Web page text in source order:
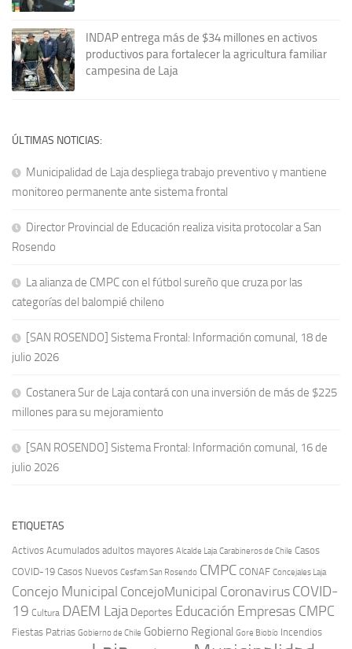
INDAP entrega más de $34 millones en activos
productivos para fortalecer la agricultura familiar
campesina de Laja
ÚLTIMAS NOTICIAS:
Municipalidad de Laja despliega trabajo preventivo y mantiene
monitoreo permanente ante sistema frontal
Director Provincial de Educación realiza visita protocolar a San
Rosendo
La alianza de CMPC con el fútbol sureño que cruza por las
categorías del balompié chileno
[SAN ROSENDO] Sistema Frontal: Información comunal, 18 de
julio 2026
Costanera Sur de Laja contará con una inversión de más de $225
millones para su mejoramiento
[SAN ROSENDO] Sistema Frontal: Información comunal, 16 de
julio 2026
ETIQUETAS
Activos Acumulados adultos mayores Alcalde Laja Carabineros de Chile Casos
COVID-19 Casos Nuevos Cesfam San Rosendo CMPC CONAF Concejales Laja
Concejo Municipal ConcejoMunicipal CoronavirusCOVID-
19 Cultura DAEM Laja Deportes Educación Empresas CMPC
Fiestas Patrias Gobierno de Chile Gobierno Regional Gore Biobío Incendios